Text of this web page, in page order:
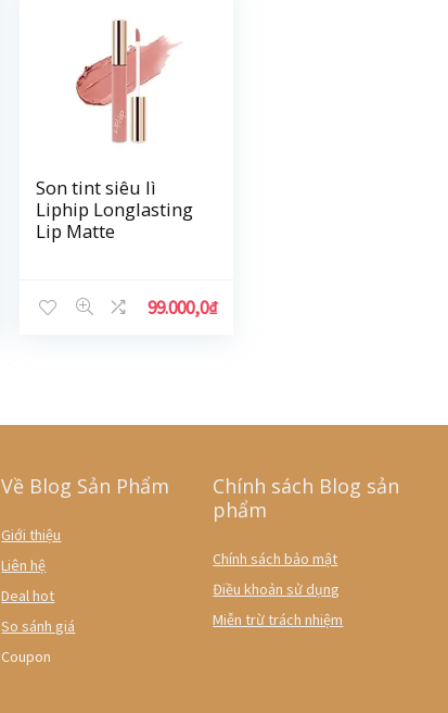
Son tint siêu lì
Liphip Longlasting
Lip Matte
99.000,0₫
Về Blog Sản Phẩm
Giới thiệu
Liên hệ
Deal hot
So sánh giá
Coupon
Chính sách Blog sản
phẩm
Chính sách bảo mật
Điều khoản sử dụng
Miễn trừ trách nhiệm